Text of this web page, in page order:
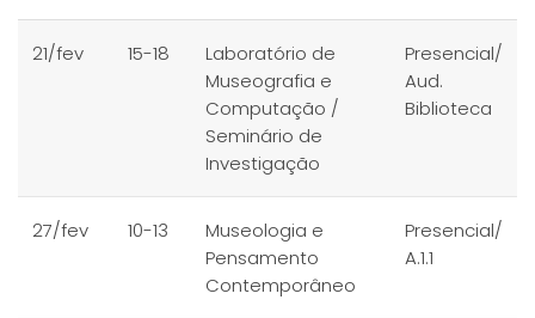
21/fev 15-18
Laboratório de
Museografia e
Computação /
Seminário de
Investigação
Presencial/
Aud.
Biblioteca
27/fev 10-13
Museologia e
Pensamento
Contemporâneo
Presencial/
A.1.1